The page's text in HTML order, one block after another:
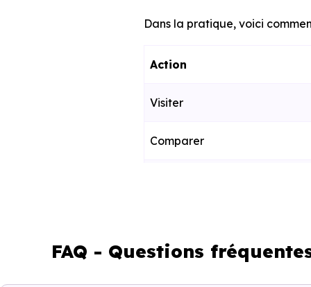
Dans la pratique, voici
Action
Visiter
Comparer
Emménager
FAQ - Questions